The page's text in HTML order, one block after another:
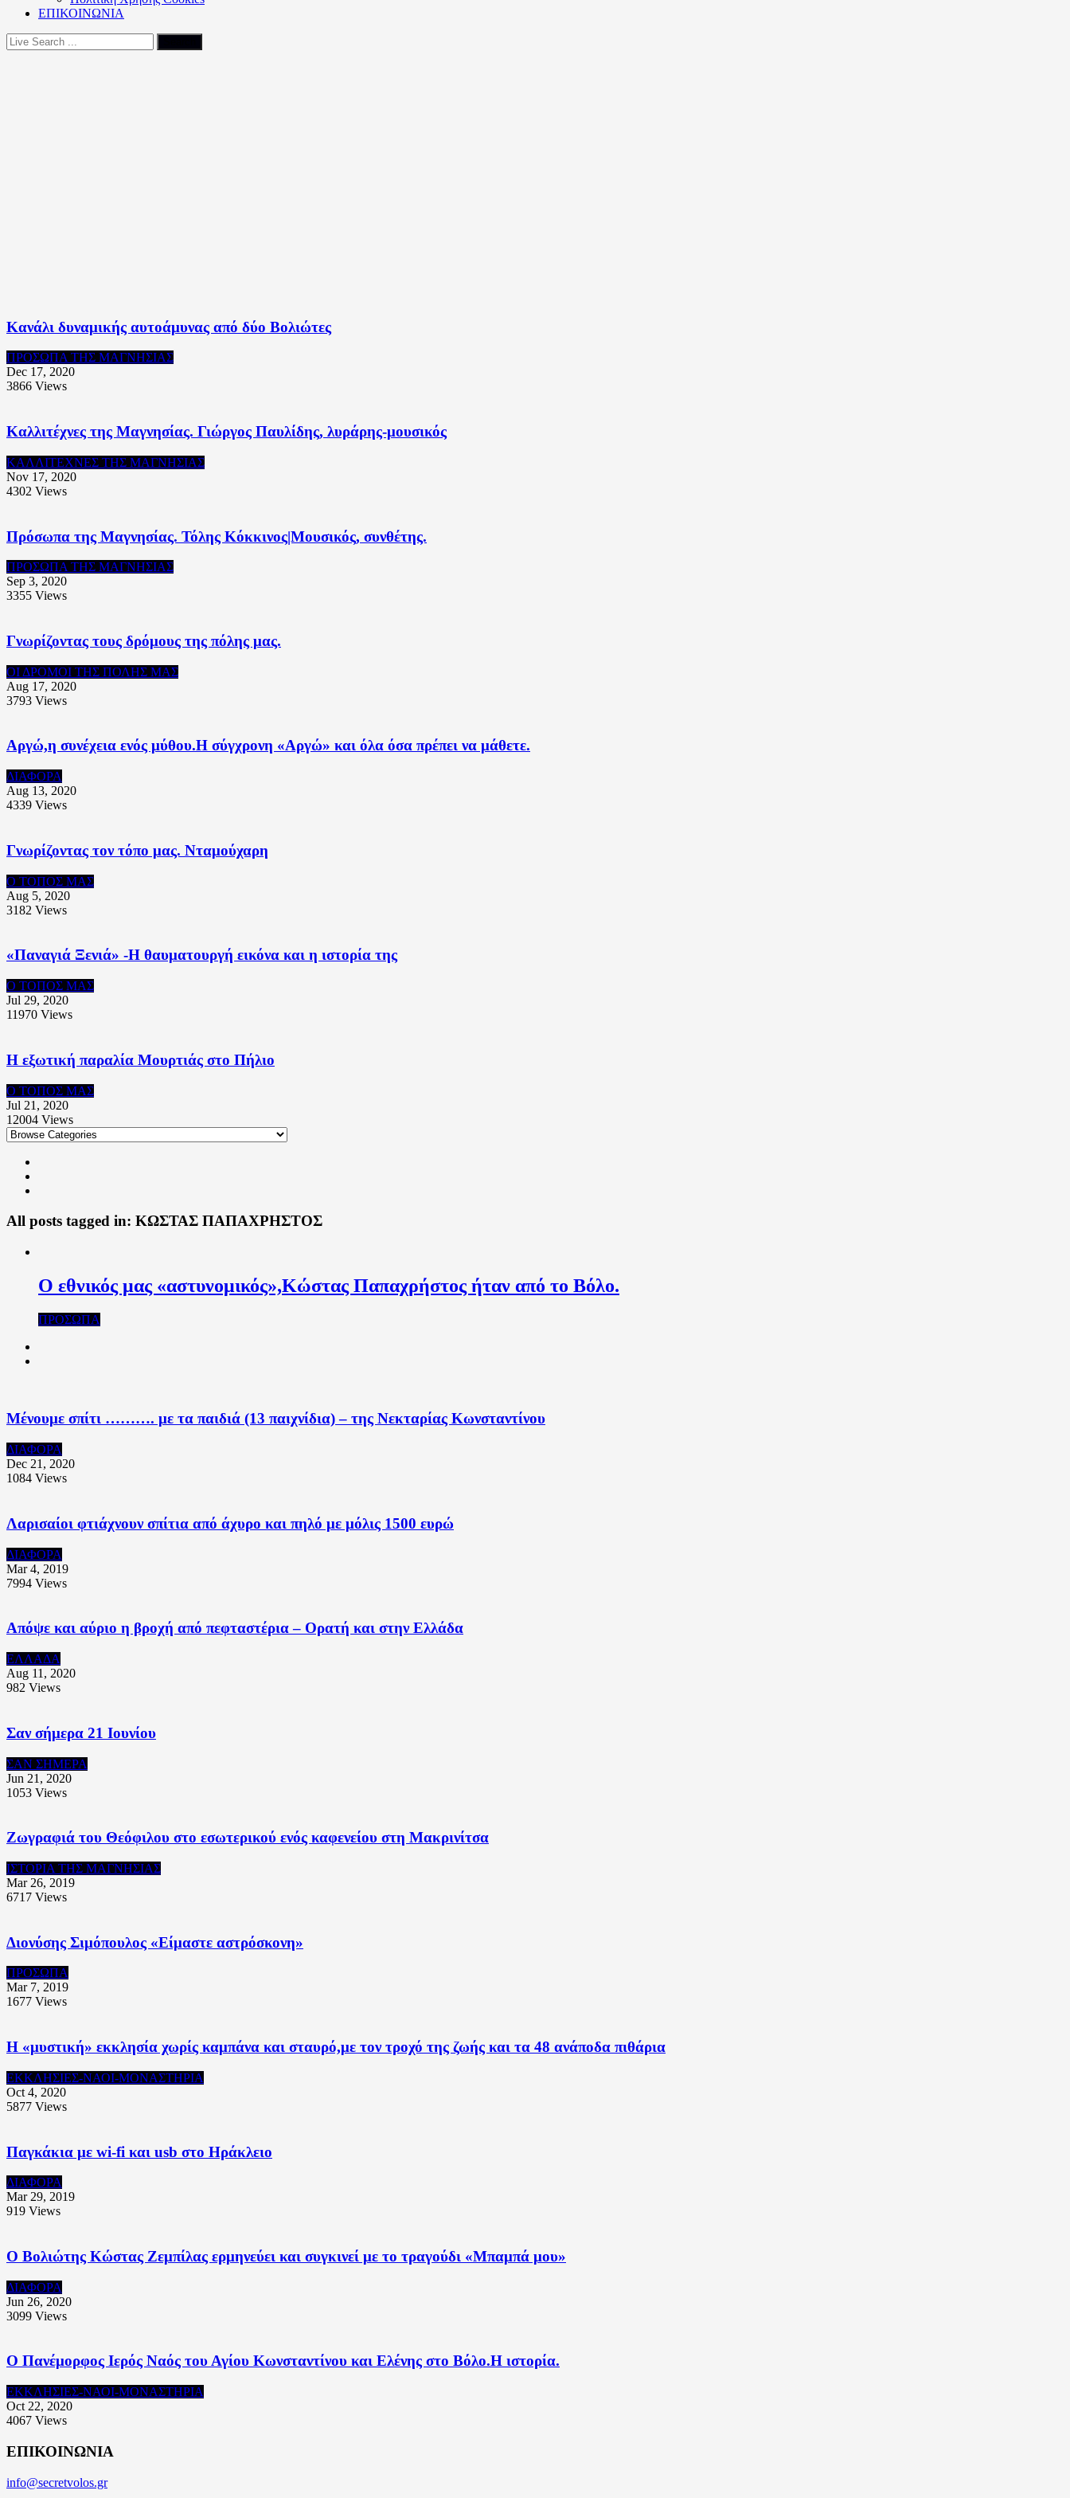
ΕΠΙΚΟΙΝΩΝΙΑ
Κανάλι δυναμικής αυτοάμυνας από δύο Βολιώτες
ΠΡΟΣΩΠΑ ΤΗΣ ΜΑΓΝΗΣΙΑΣ
Dec 17, 2020
3866 Views
Καλλιτέχνες της Μαγνησίας. Γιώργος Παυλίδης, λυράρης-μουσικός
ΚΑΛΛΙΤΕΧΝΕΣ ΤΗΣ ΜΑΓΝΗΣΙΑΣ
Nov 17, 2020
4302 Views
Πρόσωπα της Μαγνησίας. Τόλης Κόκκινος|Μουσικός, συνθέτης.
ΠΡΟΣΩΠΑ ΤΗΣ ΜΑΓΝΗΣΙΑΣ
Sep 3, 2020
3355 Views
Γνωρίζοντας τους δρόμους της πόλης μας.
ΟΙ ΔΡΟΜΟΙ ΤΗΣ ΠΟΛΗΣ ΜΑΣ
Aug 17, 2020
3793 Views
Αργώ,η συνέχεια ενός μύθου.Η σύγχρονη «Αργώ» και όλα όσα πρέπει να μάθετε.
ΔΙΑΦΟΡΑ
Aug 13, 2020
4339 Views
Γνωρίζοντας τον τόπο μας. Νταμούχαρη
Ο ΤΟΠΟΣ ΜΑΣ
Aug 5, 2020
3182 Views
«Παναγιά Ξενιά» -Η θαυματουργή εικόνα και η ιστορία της
Ο ΤΟΠΟΣ ΜΑΣ
Jul 29, 2020
11970 Views
Η εξωτική παραλία Μουρτιάς στο Πήλιο
Ο ΤΟΠΟΣ ΜΑΣ
Jul 21, 2020
12004 Views
All posts tagged in: ΚΩΣΤΑΣ ΠΑΠΑΧΡΗΣΤΟΣ
Ο εθνικός μας «αστυνομικός»,Κώστας Παπαχρήστος ήταν από το Βόλο.
ΠΡΟΣΩΠΑ
Μένουμε σπίτι ………. με τα παιδιά (13 παιχνίδια) – της Νεκταρίας Κωνσταντίνου
ΔΙΑΦΟΡΑ
Dec 21, 2020
1084 Views
Λαρισαίοι φτιάχνουν σπίτια από άχυρο και πηλό με μόλις 1500 ευρώ
ΔΙΑΦΟΡΑ
Mar 4, 2019
7994 Views
Απόψε και αύριο η βροχή από πεφταστέρια – Ορατή και στην Ελλάδα
ΕΛΛΑΔΑ
Aug 11, 2020
982 Views
Σαν σήμερα 21 Ιουνίου
ΣΑΝ ΣΗΜΕΡΑ
Jun 21, 2020
1053 Views
Ζωγραφιά του Θεόφιλου στο εσωτερικού ενός καφενείου στη Μακρινίτσα
ΙΣΤΟΡΙΑ ΤΗΣ ΜΑΓΝΗΣΙΑΣ
Mar 26, 2019
6717 Views
Διονύσης Σιμόπουλος «Είμαστε αστρόσκονη»
ΠΡΟΣΩΠΑ
Mar 7, 2019
1677 Views
Η «μυστική» εκκλησία χωρίς καμπάνα και σταυρό,με τον τροχό της ζωής και τα 48 ανάποδα πιθάρια
ΕΚΚΛΗΣΙΕΣ-ΝΑΟΙ-ΜΟΝΑΣΤΗΡΙΑ
Oct 4, 2020
5877 Views
Παγκάκια με wi-fi και usb στο Ηράκλειο
ΔΙΑΦΟΡΑ
Mar 29, 2019
919 Views
O Βολιώτης Κώστας Ζεμπίλας ερμηνεύει και συγκινεί με το τραγούδι «Μπαμπά μου»
ΔΙΑΦΟΡΑ
Jun 26, 2020
3099 Views
Ο Πανέμορφος Ιερός Ναός του Αγίου Κωνσταντίνου και Ελένης στο Βόλο.Η ιστορία.
ΕΚΚΛΗΣΙΕΣ-ΝΑΟΙ-ΜΟΝΑΣΤΗΡΙΑ
Oct 22, 2020
4067 Views
ΕΠΙΚΟΙΝΩΝΙΑ
info@secretvolos.gr